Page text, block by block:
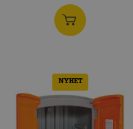
NYHET